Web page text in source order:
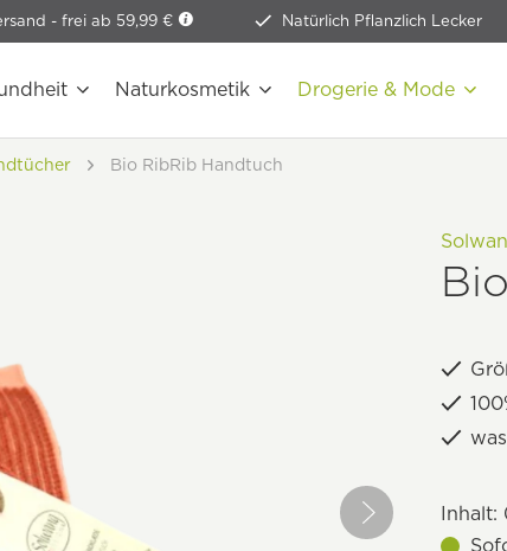
- frei ab 59,99 € Natürlich Pflanzlich Lecker
Naturkosmetik Drogerie & Mode
Bio RibRib Handtuch
Inhalt: